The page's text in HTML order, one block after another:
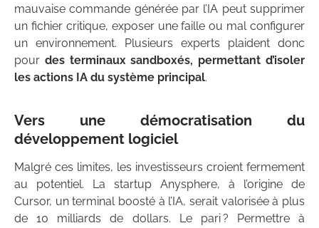
mauvaise commande générée par l’IA peut supprimer
un fichier critique, exposer une faille ou mal configurer
un environnement. Plusieurs experts plaident donc
pour des terminaux sandboxés, permettant d’isoler
les actions IA du système principal.
Vers une démocratisation du
développement logiciel
Malgré ces limites, les investisseurs croient fermement
au potentiel. La startup Anysphere, à l’origine de
Cursor, un terminal boosté à l’IA, serait valorisée à plus
de 10 milliards de dollars. Le pari ? Permettre à